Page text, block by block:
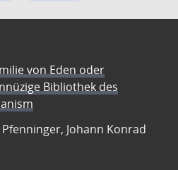
von Eden oder
Bibliothek des
Johann Konrad